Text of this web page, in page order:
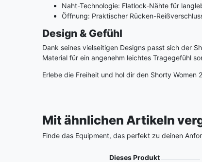
Naht-Technologie: Flatlock-Nähte für
Öffnung: Praktischer Rücken-
Design & Gefühl
Dank seines vielseitigen Designs passt sich der
Material für ein angenehm leichtes Tragegefühl
Erlebe die Freiheit und hol dir den Shorty Women
Mit ähnlichen Artikeln
Finde das Equipment, das perfekt zu deinen
Dieses Produkt